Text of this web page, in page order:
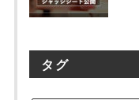
タグ